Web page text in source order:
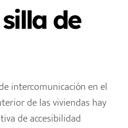
de
intercomunicación en el
de las viviendas hay
de accesibilidad